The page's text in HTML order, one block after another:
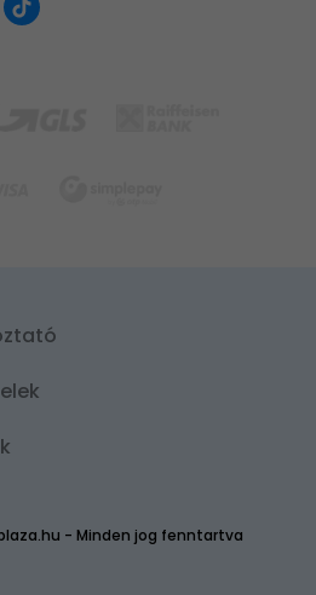
- Minden jog fenntartva